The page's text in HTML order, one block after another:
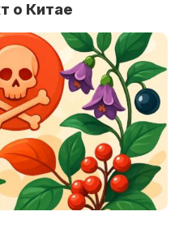
о Китае